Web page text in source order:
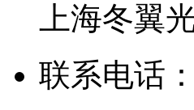
上海冬翼
联系电话：